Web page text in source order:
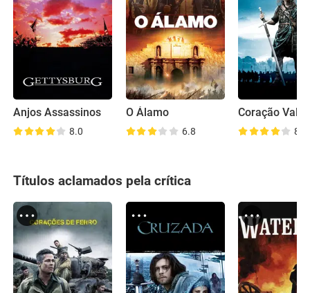
Anjos Assassinos
8.0
O Álamo
6.8
Coração
8.2
Títulos aclamados pela crítica